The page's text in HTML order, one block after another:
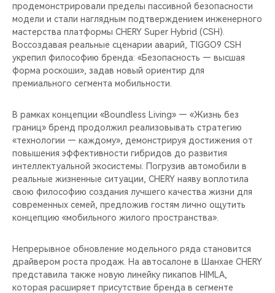
продемонстрировали пределы пассивной безопасности
модели и стали наглядным подтверждением инженерного
мастерства платформы CHERY Super Hybrid (CSH).
Воссоздавая реальные сценарии аварий, TIGGO9 CSH
укрепил философию бренда: «Безопасность — высшая
форма роскоши», задав новый ориентир для
премиального сегмента мобильности.
В рамках концепции «Boundless Living» — «Жизнь без
границ» бренд продолжил реализовывать стратегию
«технологии — каждому», демонстрируя достижения от
повышения эффективности гибридов до развития
интеллектуальной экосистемы. Погрузив автомобили в
реальные жизненные ситуации, CHERY наяву воплотила
свою философию создания лучшего качества жизни для
современных семей, предложив гостям лично ощутить
концепцию «мобильного жилого пространства».
Непрерывное обновление модельного ряда становится
драйвером роста продаж. На автосалоне в Шанхае CHERY
представила также новую линейку пикапов HIMLA,
которая расширяет присутствие бренда в сегменте